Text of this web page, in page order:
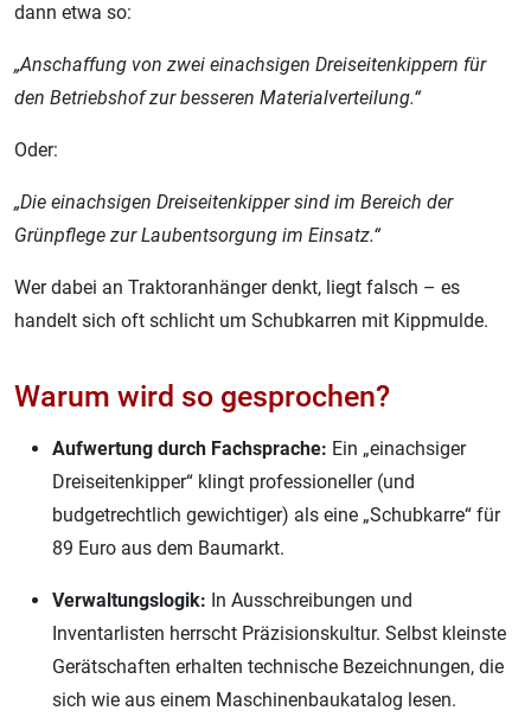
dann etwa so:
„Anschaffung von zwei einachsigen Dreiseitenkippern für
den Betriebshof zur besseren Materialverteilung.“
Oder:
„Die einachsigen Dreiseitenkipper sind im Bereich der
Grünpflege zur Laubentsorgung im Einsatz.“
Wer dabei an Traktoranhänger denkt, liegt falsch – es
handelt sich oft schlicht um Schubkarren mit Kippmulde.
Warum wird so gesprochen?
Aufwertung durch Fachsprache: Ein „einachsiger
Dreiseitenkipper“ klingt professioneller (und
budgetrechtlich gewichtiger) als eine „Schubkarre“ für
89 Euro aus dem Baumarkt.
Verwaltungslogik: In Ausschreibungen und
Inventarlisten herrscht Präzisionskultur. Selbst kleinste
Gerätschaften erhalten technische Bezeichnungen, die
sich wie aus einem Maschinenbaukatalog lesen.